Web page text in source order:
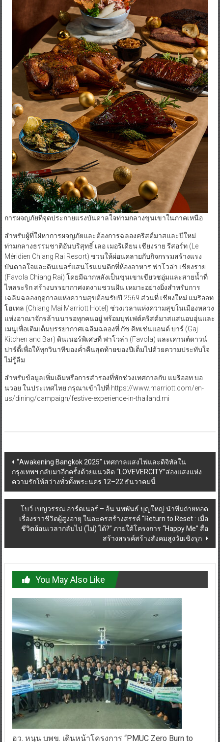
การผจญภัยที่จุดประกายแรงบันดาลใจท่ามกลางขุนเขาในภาคเหนือ
สำหรับผู้ที่ใฝ่หาการผจญภัยและต้องการฉลองคริสต์มาสและปีใหม่
ท่ามกลางธรรมชาติอันบริสุทธิ์ เลอ เมอริเดียน เชียงราย รีสอร์ท (Le
Méridien Chiang Rai Resort) ชวนให้ผ่อนคลายกับกิจกรรมสร้างแรง
บันดาลใจและดินเนอร์แสนโรแมนติกที่ห้องอาหาร ฟาโวล่า เชียงราย
(Favola Chiang Rai) โดยมีฉากหลังเป็นขุนเขาเขียวชอุ่มและสายน้ำที่
ไหลระริก สร้างบรรยากาศงดงามชวนฝัน เหมาะอย่างยิ่งสำหรับการ
เฉลิมฉลองฤดูกาลแห่งความสุขต้อนรับปี 2569 ส่วนที่ เชียงใหม่ แมริออท
โฮเทล (Chiang Mai Marriott Hotel) ช่วงเวลาแห่งความสุขในเมืองหลวง
แห่งอาณาจักรล้านนารอทุกคนอยู่ พร้อมบุฟเฟต์คริสต์มาสแสนอบอุ่นและ
เมนูเพื่อเติมเต็มบรรยากาศเฉลิมฉลองที่ กัช คิทเช่นแอนด์ บาร์ (Gaj
Kitchen and Bar) ดินเนอร์พิเศษที่ ฟาโวล่า (Favola) และเคานต์ดาวน์
ปาร์ตี้เพื่อให้ทุกวินาทีของค่ำคืนสุดท้ายของปีเต็มไปด้วยความประทับใจ
ไม่รู้ลืม
สำหรับข้อมูลเพิ่มเติมหรือการสำรองที่พักช่วงเทศกาลกับ แมริออท บอ
นวอย ในประเทศไทย กรุณาเข้าไปที่ https://www.marriott.com/en-
us/dining/campaign/festive-experience-in-thailand.mi
Post
navigation
“Awakening Bangkok 2025” เทศกาลแสงไฟและดิจิทัลใน
กรุงเทพฯ กลับมาอีกครั้งด้วยแนวคิด “LOVEVERCITY”ส่องแสงแห่ง
ความรักให้สว่างทั่วทั้งพระนคร 12–22 ธันวาคมนี้
โบว์ เบญวรรณ อาร์ดเนอร์ – อ้น นพพันธ์ บุญใหญ่ นำทีมถ่ายทอด
เรื่องราวชีวิตผู้สูงอายุ ในละครสร้างสรรค์ “Return to Reset : เมื่อ
ชีวิตย้อนเวลากลับไป (ไม่) ได้?” ภายใต้โครงการ “Happy Me” สื่อ
สร้างสรรค์สร้างสังคมสูงวัยเชิงรุก
You May Also Like
อว. หนุน บพข. เดินหน้าโครงการ “PMUC Zero Burn to